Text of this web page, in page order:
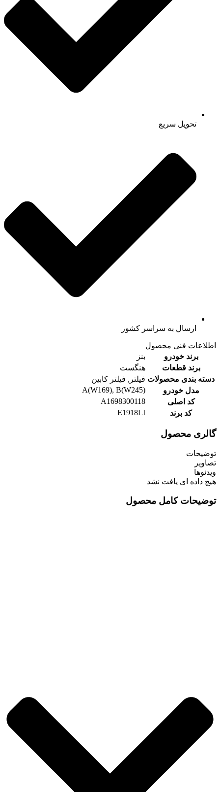
تحویل سریع
ارسال به سراسر کشور
اطلاعات فنی محصول
برند خودرو
بنز
برند قطعات
هنگست
دسته بندی محصولات فیلتر, فیلتر کابین
مدل خودرو
A(W169), B(W245)
کد اصلی
A1698300118
کد برند
E1918LI
گالری محصول
توضیحات
تصاویر
ویدئوها
هیچ داده ای یافت نشد
توضیحات کامل محصول